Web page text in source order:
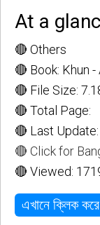
At a
🔴 Others
🔴 Book: Khun
🔴 File Size:
🔴 Total Page:
🔴 Last
🔴 Click for
🔴 Viewed:
এখানে ক্লিক